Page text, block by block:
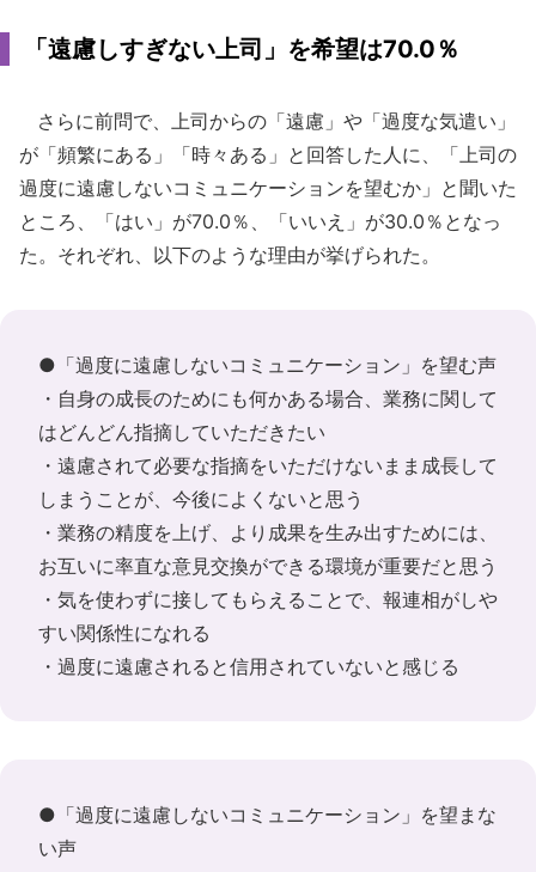
「遠慮しすぎない上司」を希望は70.0％
さらに前問で、上司からの「遠慮」や「過度な気遣い」
が「頻繁にある」「時々ある」と回答した人に、「上司の
過度に遠慮しないコミュニケーションを望むか」と聞いた
ところ、「はい」が70.0％、「いいえ」が30.0％となっ
た。それぞれ、以下のような理由が挙げられた。
●「過度に遠慮しないコミュニケーション」を望む声
・自身の成長のためにも何かある場合、業務に関して
はどんどん指摘していただきたい
・遠慮されて必要な指摘をいただけないまま成長して
しまうことが、今後によくないと思う
・業務の精度を上げ、より成果を生み出すためには、
お互いに率直な意見交換ができる環境が重要だと思う
・気を使わずに接してもらえることで、報連相がしや
すい関係性になれる
・過度に遠慮されると信用されていないと感じる
●「過度に遠慮しないコミュニケーション」を望まな
い声